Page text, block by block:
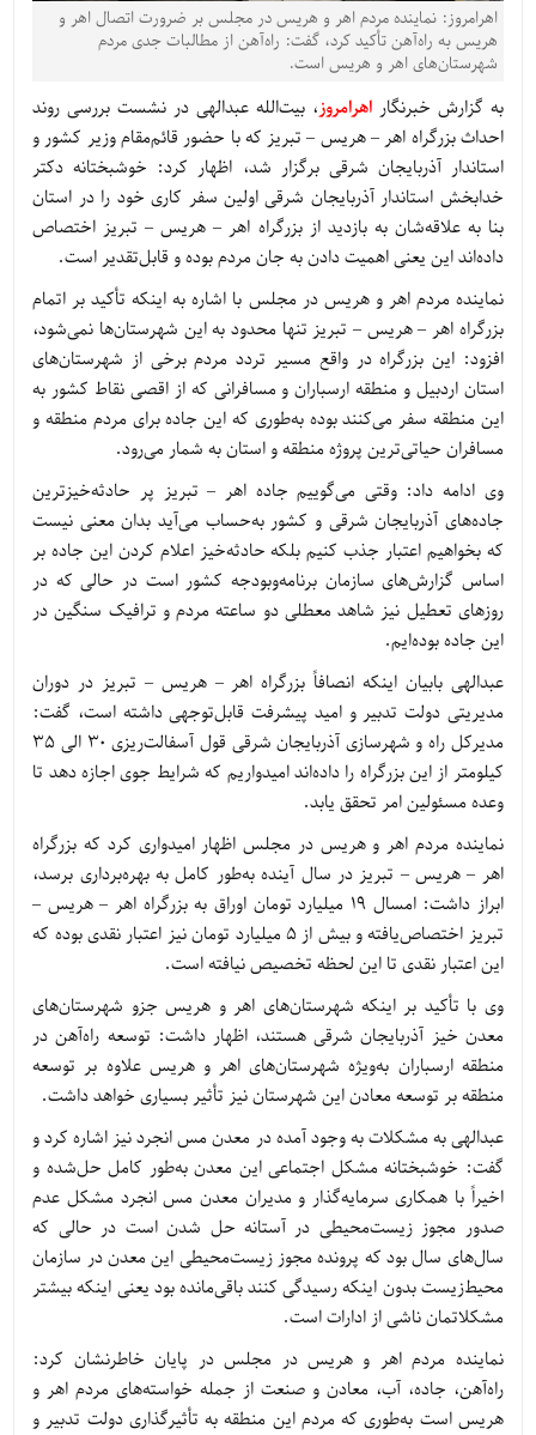
اهرامروز: نماینده مردم اهر و هریس در مجلس بر ضرورت اتصال اهر و
هریس به راه‌آهن تأکید کرد، گفت: راه‌آهن از مطالبات جدی مردم
شهرستان‌های اهر و هریس است.
به گزارش خبرنگاراهرامروز، بیت‌الله عبدالهی در نشست بررسی روند
احداث بزرگراه اهر – هریس – تبریز که با حضور قائم‌مقام وزیر کشور و
استاندار آذربایجان شرقی برگزار شد، اظهار کرد: خوشبختانه دکتر
خدابخش استاندار آذربایجان شرقی اولین سفر کاری خود را در استان
بنا به علاقه‌شان به بازدید از بزرگراه اهر – هریس – تبریز اختصاص
داده‌اند این یعنی اهمیت دادن به جان مردم بوده و قابل‌تقدیر است.
نماینده مردم اهر و هریس در مجلس با اشاره به اینکه تأکید بر اتمام
بزرگراه اهر – هریس – تبریز تنها محدود به این شهرستان‌ها نمی‌شود،
افزود: این بزرگراه در واقع مسیر تردد مردم برخی از شهرستان‌های
استان اردبیل و منطقه ارسباران و مسافرانی که از اقصی نقاط کشور به
این منطقه سفر می‌کنند بوده به‌طوری که این جاده برای مردم منطقه و
مسافران حیاتی‌ترین پروژه منطقه و استان به شمار می‌رود.
وی ادامه داد: وقتی می‌گوییم جاده اهر – تبریز پر حادثه‌خیزترین
جاده‌های آذربایجان شرقی و کشور به‌حساب می‌آید بدان معنی نیست
که بخواهیم اعتبار جذب کنیم بلکه حادثه‌خیز اعلام کردن این جاده بر
اساس گزارش‌های سازمان برنامه‌وبودجه کشور است در حالی که در
روزهای تعطیل نیز شاهد معطلی دو ساعته مردم و ترافیک سنگین در
این جاده بوده‌ایم.
عبدالهی بابیان اینکه انصافاً بزرگراه اهر – هریس – تبریز در دوران
مدیریتی دولت تدبیر و امید پیشرفت قابل‌توجهی داشته است، گفت:
مدیرکل راه و شهرسازی آذربایجان شرقی قول آسفالت‌ریزی 30 الی 35
کیلومتر از این بزرگراه را داده‌اند امیدواریم که شرایط جوی اجازه دهد تا
وعده مسئولین امر تحقق یابد.
نماینده مردم اهر و هریس در مجلس اظهار امیدواری کرد که بزرگراه
اهر – هریس – تبریز در سال آینده به‌طور کامل به بهره‌برداری برسد،
ابراز داشت: امسال 19 میلیارد تومان اوراق به بزرگراه اهر – هریس –
تبریز اختصاص‌یافته و بیش از 5 میلیارد تومان نیز اعتبار نقدی بوده که
این اعتبار نقدی تا این لحظه تخصیص نیافته است.
وی با تأکید بر اینکه شهرستان‌های اهر و هریس جزو شهرستان‌های
معدن خیز آذربایجان شرقی هستند، اظهار داشت: توسعه راه‌آهن در
منطقه ارسباران به‌ویژه شهرستان‌های اهر و هریس علاوه بر توسعه
منطقه بر توسعه معادن این شهرستان نیز تأثیر بسیاری خواهد داشت.
عبدالهی به مشکلات به وجود آمده در معدن مس انجرد نیز اشاره کرد و
گفت: خوشبختانه مشکل اجتماعی این معدن به‌طور کامل حل‌شده و
اخیراً با همکاری سرمایه‌گذار و مدیران معدن مس انجرد مشکل عدم
صدور مجوز زیست‌محیطی در آستانه حل شدن است در حالی که
سال‌های سال بود که پرونده مجوز زیست‌محیطی این معدن در سازمان
محیط‌زیست بدون اینکه رسیدگی کنند باقی‌مانده بود یعنی اینکه بیشتر
مشکلاتمان ناشی از ادارات است.
نماینده مردم اهر و هریس در مجلس در پایان خاطرنشان کرد:
راه‌آهن، جاده، آب، معادن و صنعت از جمله خواسته‌های مردم اهر و
هریس است به‌طوری که مردم این منطقه به تأثیرگذاری دولت تدبیر و